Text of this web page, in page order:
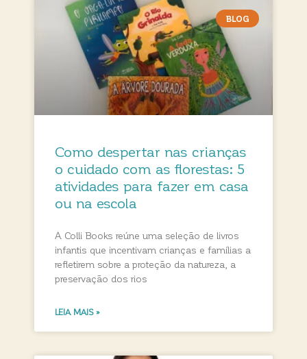
BLOG
Como despertar nas crianças
o cuidado com as florestas: 5
atividades para fazer em casa
ou na escola
A Colli Books reúne uma seleção de livros
infantis que incentivam crianças e famílias a
refletirem sobre a proteção da natureza, a
preservação dos rios
LEIA MAIS »